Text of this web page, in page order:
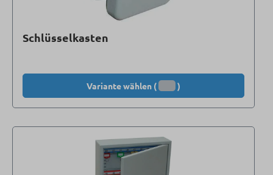
Schlüsselkasten
Variante wählen ( )